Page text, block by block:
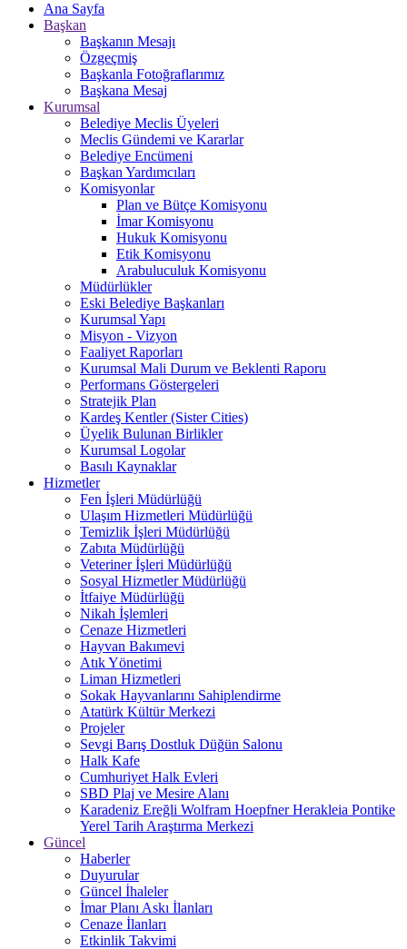
Ana Sayfa
Başkan
Başkanın Mesajı
Özgeçmiş
Başkanla Fotoğraflarımız
Başkana Mesaj
Kurumsal
Belediye Meclis Üyeleri
Meclis Gündemi ve Kararlar
Belediye Encümeni
Başkan Yardımcıları
Komisyonlar
Plan ve Bütçe Komisyonu
İmar Komisyonu
Hukuk Komisyonu
Etik Komisyonu
Arabuluculuk Komisyonu
Müdürlükler
Eski Belediye Başkanları
Kurumsal Yapı
Misyon - Vizyon
Faaliyet Raporları
Kurumsal Mali Durum ve Beklenti Raporu
Performans Göstergeleri
Stratejik Plan
Kardeş Kentler (Sister Cities)
Üyelik Bulunan Birlikler
Kurumsal Logolar
Basılı Kaynaklar
Hizmetler
Fen İşleri Müdürlüğü
Ulaşım Hizmetleri Müdürlüğü
Temizlik İşleri Müdürlüğü
Zabıta Müdürlüğü
Veteriner İşleri Müdürlüğü
Sosyal Hizmetler Müdürlüğü
İtfaiye Müdürlüğü
Nikah İşlemleri
Cenaze Hizmetleri
Hayvan Bakımevi
Atık Yönetimi
Liman Hizmetleri
Sokak Hayvanlarını Sahiplendirme
Atatürk Kültür Merkezi
Projeler
Sevgi Barış Dostluk Düğün Salonu
Halk Kafe
Cumhuriyet Halk Evleri
SBD Plaj ve Mesire Alanı
Karadeniz Ereğli Wolfram Hoepfner Herakleia Pontike
Yerel Tarih Araştırma Merkezi
Güncel
Haberler
Duyurular
Güncel İhaleler
İmar Planı Askı İlanları
Cenaze İlanları
Etkinlik Takvimi